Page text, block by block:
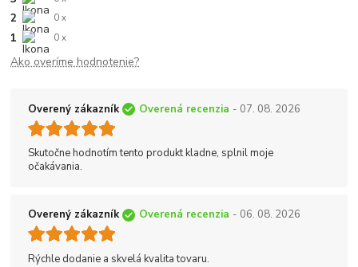
2 0 x
1 0 x
Ako overíme hodnotenie?
Overený zákazník Overená recenzia - 07. 08. 2026
Skutočne hodnotím tento produkt kladne, splnil moje
očakávania.
Overený zákazník Overená recenzia - 06. 08. 2026
Rýchle dodanie a skvelá kvalita tovaru.